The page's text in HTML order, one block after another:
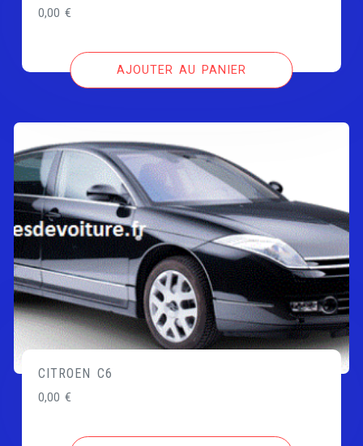
0,00€
AJOUTER AU PANIER
CITROEN C6
0,00€